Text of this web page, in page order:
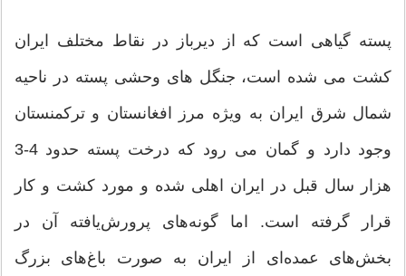
پسته گیاهی است که از دیرباز در نقاط مختلف ایران
کشت می شده است، جنگل های وحشی پسته در ناحیه
شمال شرق ایران به ویژه مرز افغانستان و ترکمنستان
وجود دارد و گمان می رود که درخت پسته حدود 4-3
هزار سال قبل در ایران اهلی شده و مورد کشت و کار
قرار گرفته است. اما گونه‌های‌ پرورش‌یافته‌ آن‌ در
بخش‌های‌ عمده‌ای‌ از ایران‌ به‌ صورت‌ باغ‌های‌ بزرگ‌